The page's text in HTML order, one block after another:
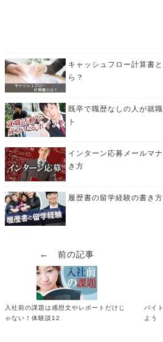
キャッシュフロー計算書
ら？
既卒で職歴なしの人が就
ト
インターン応募メールマ
き方
履歴書の留学経験の書き
← 前の記事
入社前の課題は感想文やレポートだけじ
ゃない！体験談12
バイ
よう